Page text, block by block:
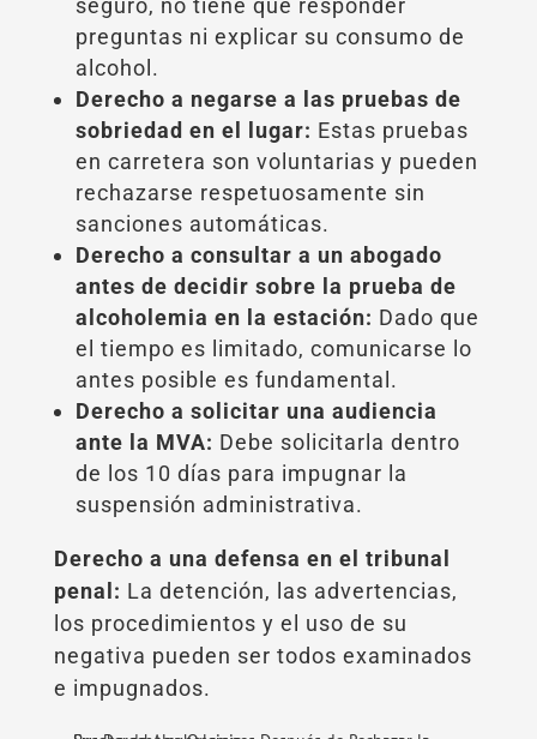
seguro, no tiene que responder
preguntas ni explicar su consumo de
alcohol.
Derecho a negarse a las pruebas de
sobriedad en el lugar: Estas pruebas
en carretera son voluntarias y pueden
rechazarse respetuosamente sin
sanciones automáticas.
Derecho a consultar a un abogado
antes de decidir sobre la prueba de
alcoholemia en la estación: Dado que
el tiempo es limitado, comunicarse lo
antes posible es fundamental.
Derecho a solicitar una audiencia
ante la MVA: Debe solicitarla dentro
de los 10 días para impugnar la
suspensión administrativa.
Derecho a una defensa en el tribunal
penal: La detención, las advertencias,
los procedimientos y el uso de su
negativa pueden ser todos examinados
e impugnados.